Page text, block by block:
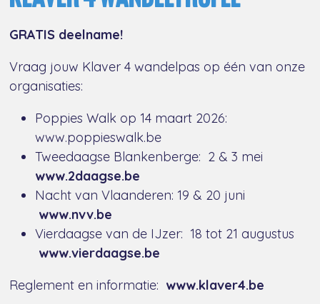
GRATIS deelname!
Vraag jouw Klaver 4 wandelpas op één van onze
organisaties:
Poppies Walk op 14 maart 2026:
www.poppieswalk.be
Tweedaagse Blankenberge: 2 & 3 mei
www.2daagse.be
Nacht van Vlaanderen: 19 & 20 juni
www.nvv.be
Vierdaagse van de IJzer: 18 tot 21 augustus
www.vierdaagse.be
Reglement en informatie: www.klaver4.be